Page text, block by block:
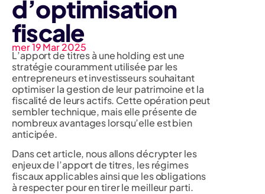
d’optimisation
fiscale
mer 19 Mar 2025
L’apport de titres à une holding est une
stratégie couramment utilisée par les
entrepreneurs et investisseurs souhaitant
optimiser la gestion de leur patrimoine et la
fiscalité de leurs actifs. Cette opération peut
sembler technique, mais elle présente de
nombreux avantages lorsqu’elle est bien
anticipée.
Dans cet article, nous allons décrypter les
enjeux de l’apport de titres, les régimes
fiscaux applicables ainsi que les obligations
à respecter pour en tirer le meilleur parti.